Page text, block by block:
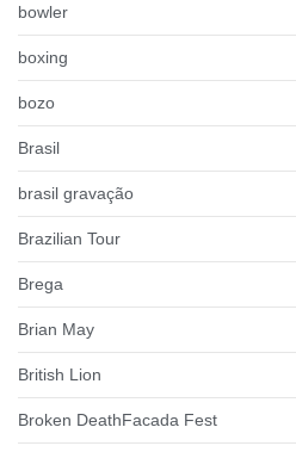
bowler
boxing
bozo
Brasil
brasil gravação
Brazilian Tour
Brega
Brian May
British Lion
Broken DeathFacada Fest